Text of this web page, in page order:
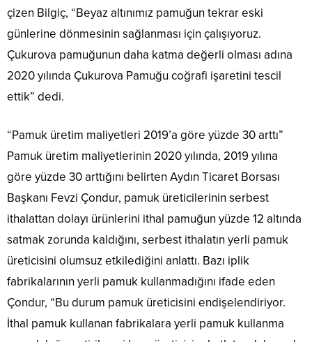
çizen Bilgiç, “Beyaz altınımız pamuğun tekrar eski
günlerine dönmesinin sağlanması için çalışıyoruz.
Çukurova pamuğunun daha katma değerli olması adına
2020 yılında Çukurova Pamuğu coğrafi işaretini tescil
ettik” dedi.
“Pamuk üretim maliyetleri 2019’a göre yüzde 30 arttı”
Pamuk üretim maliyetlerinin 2020 yılında, 2019 yılına
göre yüzde 30 arttığını belirten Aydın Ticaret Borsası
Başkanı Fevzi Çondur, pamuk üreticilerinin serbest
ithalattan dolayı ürünlerini ithal pamuğun yüzde 12 altında
satmak zorunda kaldığını, serbest ithalatın yerli pamuk
üreticisini olumsuz etkilediğini anlattı. Bazı iplik
fabrikalarının yerli pamuk kullanmadığını ifade eden
Çondur, “Bu durum pamuk üreticisini endişelendiriyor.
İthal pamuk kullanan fabrikalara yerli pamuk kullanma